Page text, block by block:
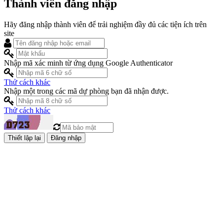
Thành viên đăng nhập
Hãy đăng nhập thành viên để trải nghiệm đầy đủ các tiện ích trên
site
Nhập mã xác minh từ ứng dụng Google Authenticator
Thử cách khác
Nhập một trong các mã dự phòng bạn đã nhận được.
Thử cách khác
Đăng nhập